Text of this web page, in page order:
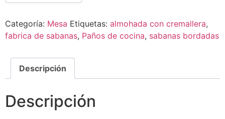
Categoría: Mesa Etiquetas: almohada con cremallera,
fabrica de sabanas, Paños de cocina, sabanas bordadas
Descripción
Descripción